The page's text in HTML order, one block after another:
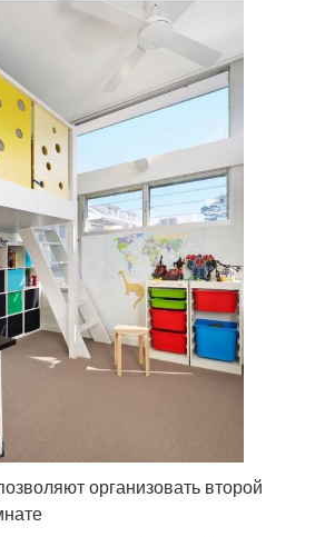
организовать второй